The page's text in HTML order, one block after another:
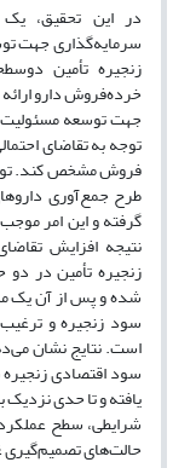
در این تحقیق،
سرمایه‌گذاری جهت
زنجیره تأمین
‌خرده‌فروش دارو
جهت توسعه
توجه به تقاضای
فروش مشخص کند.
طرح جمع‌آوری
گرفته و این امر
نتیجه افزایش
زنجیره تأمین در
شده و پس از آن یک
سود زنجیره و
است. نتایج نشان
سود اقتصادی
یافته و تا حدی
حالت‌های تصمیم‌گیری